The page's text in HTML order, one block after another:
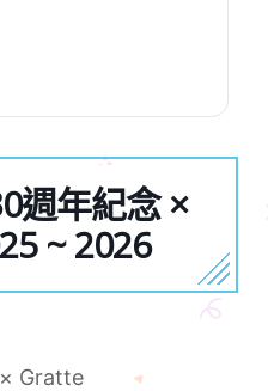
週年紀念 ×
~ 2026
Gratte